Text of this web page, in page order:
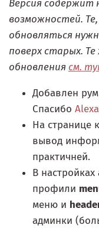
Версия содержит
возможностей. Те,
обновляться
поверх старых.
обновления см.
Добавлен
Спасибо
На странице
вывод
практичней.
В
профили
меню и
админки